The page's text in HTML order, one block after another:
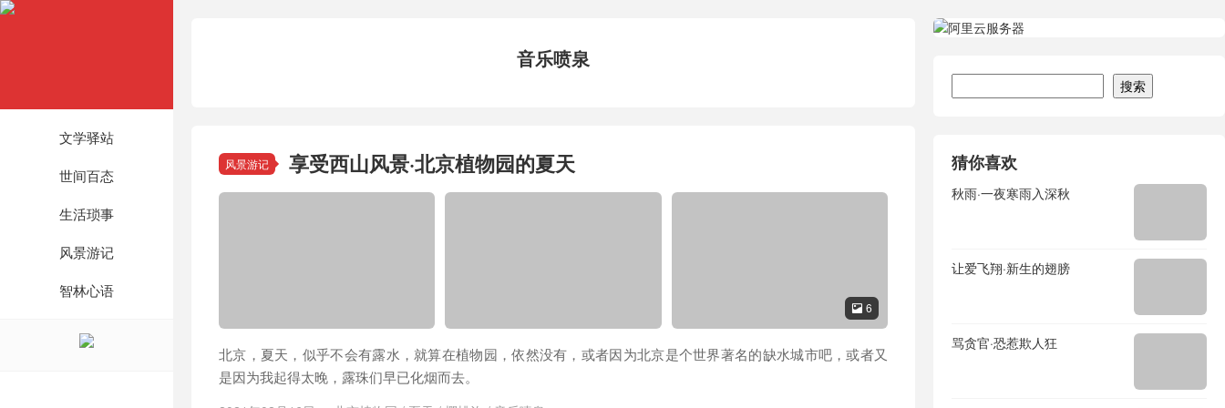
文学驿站
世间百态
生活琐事
风景游记
智林心语
音乐喷泉
风景游记 享受西山风景·北京植物园的夏天
 6
北京，夏天，似乎不会有露水，就算在植物园，依然没有，或者因为北京是个世界著名的缺水城市吧，或者又
是因为我起得太晚，露珠们早已化烟而去。
搜索
猜你喜欢
秋雨·一夜寒雨入深秋
让爱飞翔·新生的翅膀
骂贪官·恐惹欺人狂